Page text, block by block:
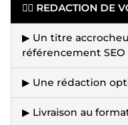
✍🏻 REDACTION DE
▶ Un titre
référencement SEO
▶ Une rédaction
▶ Livraison au